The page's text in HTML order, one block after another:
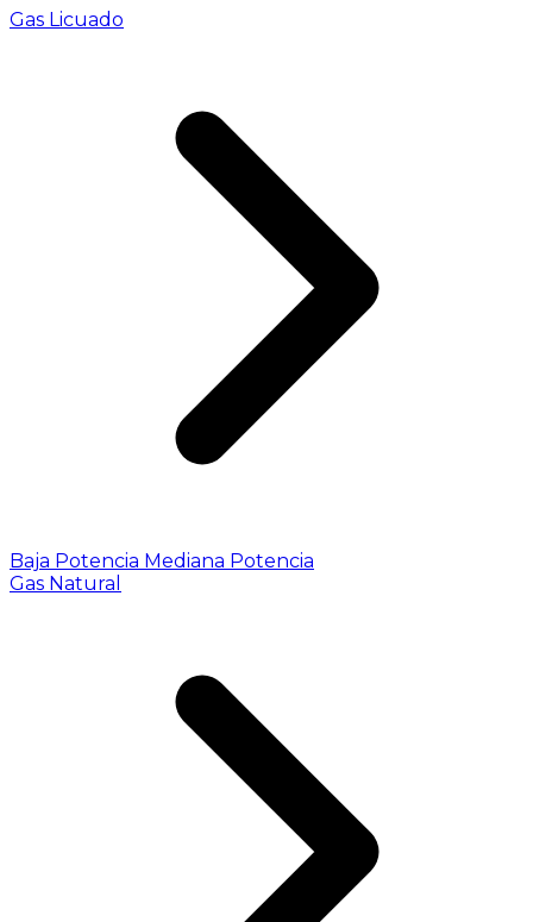
Gas Licuado
Baja Potencia Mediana Potencia
Gas Natural